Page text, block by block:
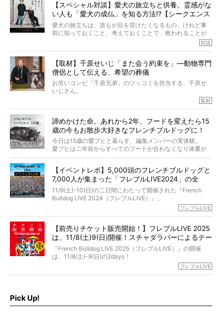
とりを目の当たりにするほどに、そのフレンチブルドッグ
愛がわたしたちのそれとまったく同じであることに、なん
だかうれしくなってしまったのでした。
春奈さんとアムちゃんのすてきな暮らしを、BUHI編集長の
小西がいつくしみながら、切り取らせていただきます。
【スペシャル対談】愛犬の旅立ちと供養。霊感がな
い人も「愛犬の成仏」を知る方法!?【シークエンス
はやとも×PELI】
愛犬の旅立ちは、誰もが目を背けたくなるもの。けれど事
前に知っておくこと、考えておくことで、救われることが
力をもつお笑い芸人「シークエンスはやとも」さんに、愛
犬の旅立ちや供養についてインタビュー。
インタビュアー兼対談相手は、大の犬好きで心霊分野の知
識にも長けているPELIさん。
「愛犬が旅立ったあと、ベッドやおもちゃはどうすればい
い？」「お骨はどうするべき？」「お花やお線香は喜んで
くれる？」
さらには、霊感がない人でも愛犬が成仏したことを知る方
法まで。
お笑い芸人だからこそ暗くなりすぎない、むしろ心がスッ
と軽くなる。
永久保存版のスペシャル対談です！
対談
【取材】千原せいじ「また会う約束を」―動物専門
僧侶として伝える、希望の葬儀
お笑いコンビ「千原兄弟」のツッコミを担当する、千原せ
いじさん。
今年で結成35周年を迎え、芸人としての活躍も目覚ましい
た。
僧侶としての名は「靖賢（せいけん）」。
当時54歳という年齢にして、なぜ動物専門僧侶という道を
選んだのか。
また、愛犬の旅立ちとどのように向き合うべきなのか。
た。
取材
諦めかけた命。あれから2年、フードを変えたら15
歳の今もお散歩大好きなフレンチブルドッグに！
今日は15歳の愛ブヒと暮らす、編集メンバーの実体験。
愛ブヒは二年前からすべてのフードが合わなくなり体重が
激減。検査をしても異常はなく「年齢のせいですね…」と言
もう諦めるしかないのかな…そんなとき、我が家に届いたの
が「THE fu-do(ザ・フード)」の試食品でした。
そして「THE fu-do(ザ・フード)」を食べつづけて二年、愛
ブヒは15歳になり、今も元気にお散歩をしています。
今回は、二年前の絶望から今までを包み隠さず、時系列で
【イベントレポ】5,000頭のフレンチブルドッグと
7,000人が集まった「フレブルLIVE2024」の全
貌！
11/9(土)-10(日)の二日間にわたって開催された『French
Bulldog LIVE 2024（フレブルLIVE）』。
今年はのべ5,000頭のフレンチブルドッグと7,000人のフレ
day1の司会はフレブルラバーのロッチさん。day2の音楽フ
ェスには世代ど真ん中のPUFFYが出演するなど、例年以上
に豪華なラインナップ。
北は北海道、南は鹿児島県から。全国のフレンチブルドッ
グが一堂に会した「フレブルLIVE2024」の模様を、詳しく
フレブルLIVE
【前売りチケット販売開始！】フレブルLIVE 2025
は、11/8(土)9(日)開催！スチャダラパーによるテー
マソング制作も決定
『French Bulldog LIVE 2025（フレブルLIVE）』の開催
は、11/8(土)-9(日)の2days！
お得な前売りチケット、いよいよ販売スタートです！フレブルLIVE
Pick Up!